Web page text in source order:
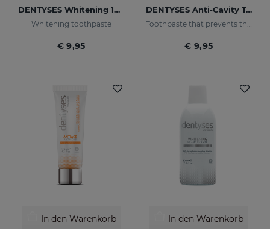
DENTYSES Whitening 100 ML
Whitening toothpaste
€ 9,95
DENTYSES Anti-Cavity Toothpaste
Toothpaste that prevents the appearance of cavities
€ 9,95
In den Warenkorb In den Warenkorb